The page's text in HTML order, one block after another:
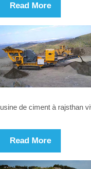
Read More
usine de ciment à rajsthan
Read More